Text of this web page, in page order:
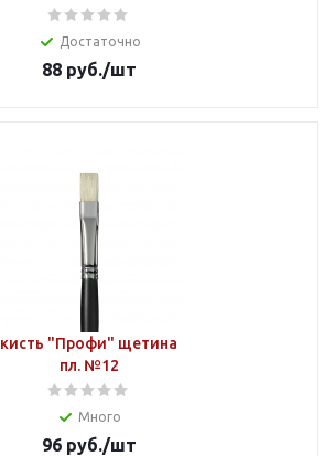
Достаточно
88руб./шт
кисть "Профи" щетина
пл. №12
Много
96руб./шт